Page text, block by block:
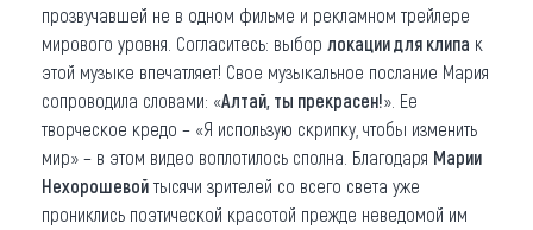
прозвучавшей не в одном фильме и рекламном трейлере
мирового уровня. Согласитесь: выбор локации для клипа к
этой музыке впечатляет! Свое музыкальное послание Мария
сопроводила словами: «Алтай, ты прекрасен!». Ее
творческое кредо – «Я использую скрипку, чтобы изменить
мир» – в этом видео воплотилось сполна. Благодаря Марии
Нехорошевой тысячи зрителей со всего света уже
прониклись поэтической красотой прежде неведомой им